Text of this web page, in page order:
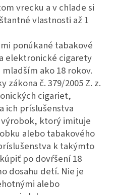
vrecku a v chlade si
vlastnosti až 1
ponúkané tabakové
elektronické cigarety
ako 18 rokov.
zákona č. 379/2005 Z. z.
cigariet,
ich príslušenstva
ktorý imituje
alebo tabakového
k takýmto
po dovŕšení 18
dosahu detí. Nie je
alebo